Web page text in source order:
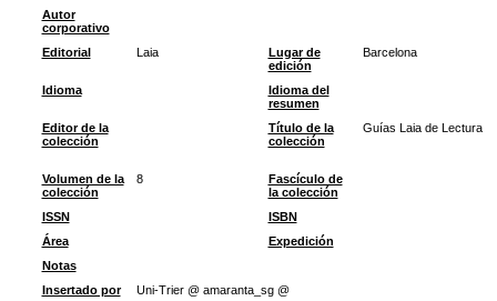
Autor
corporativo
Editorial
Laia
Lugar de
edición
Barcelona
Idioma
Idioma del
resumen
Editor de la
colección
Título de la
colección
Guías Laia de Lectura
Volumen de la
colección
8
Fascículo de
la colección
ISSN
ISBN
Área
Expedición
Notas
Insertado por
Uni-Trier @ amaranta_sg @